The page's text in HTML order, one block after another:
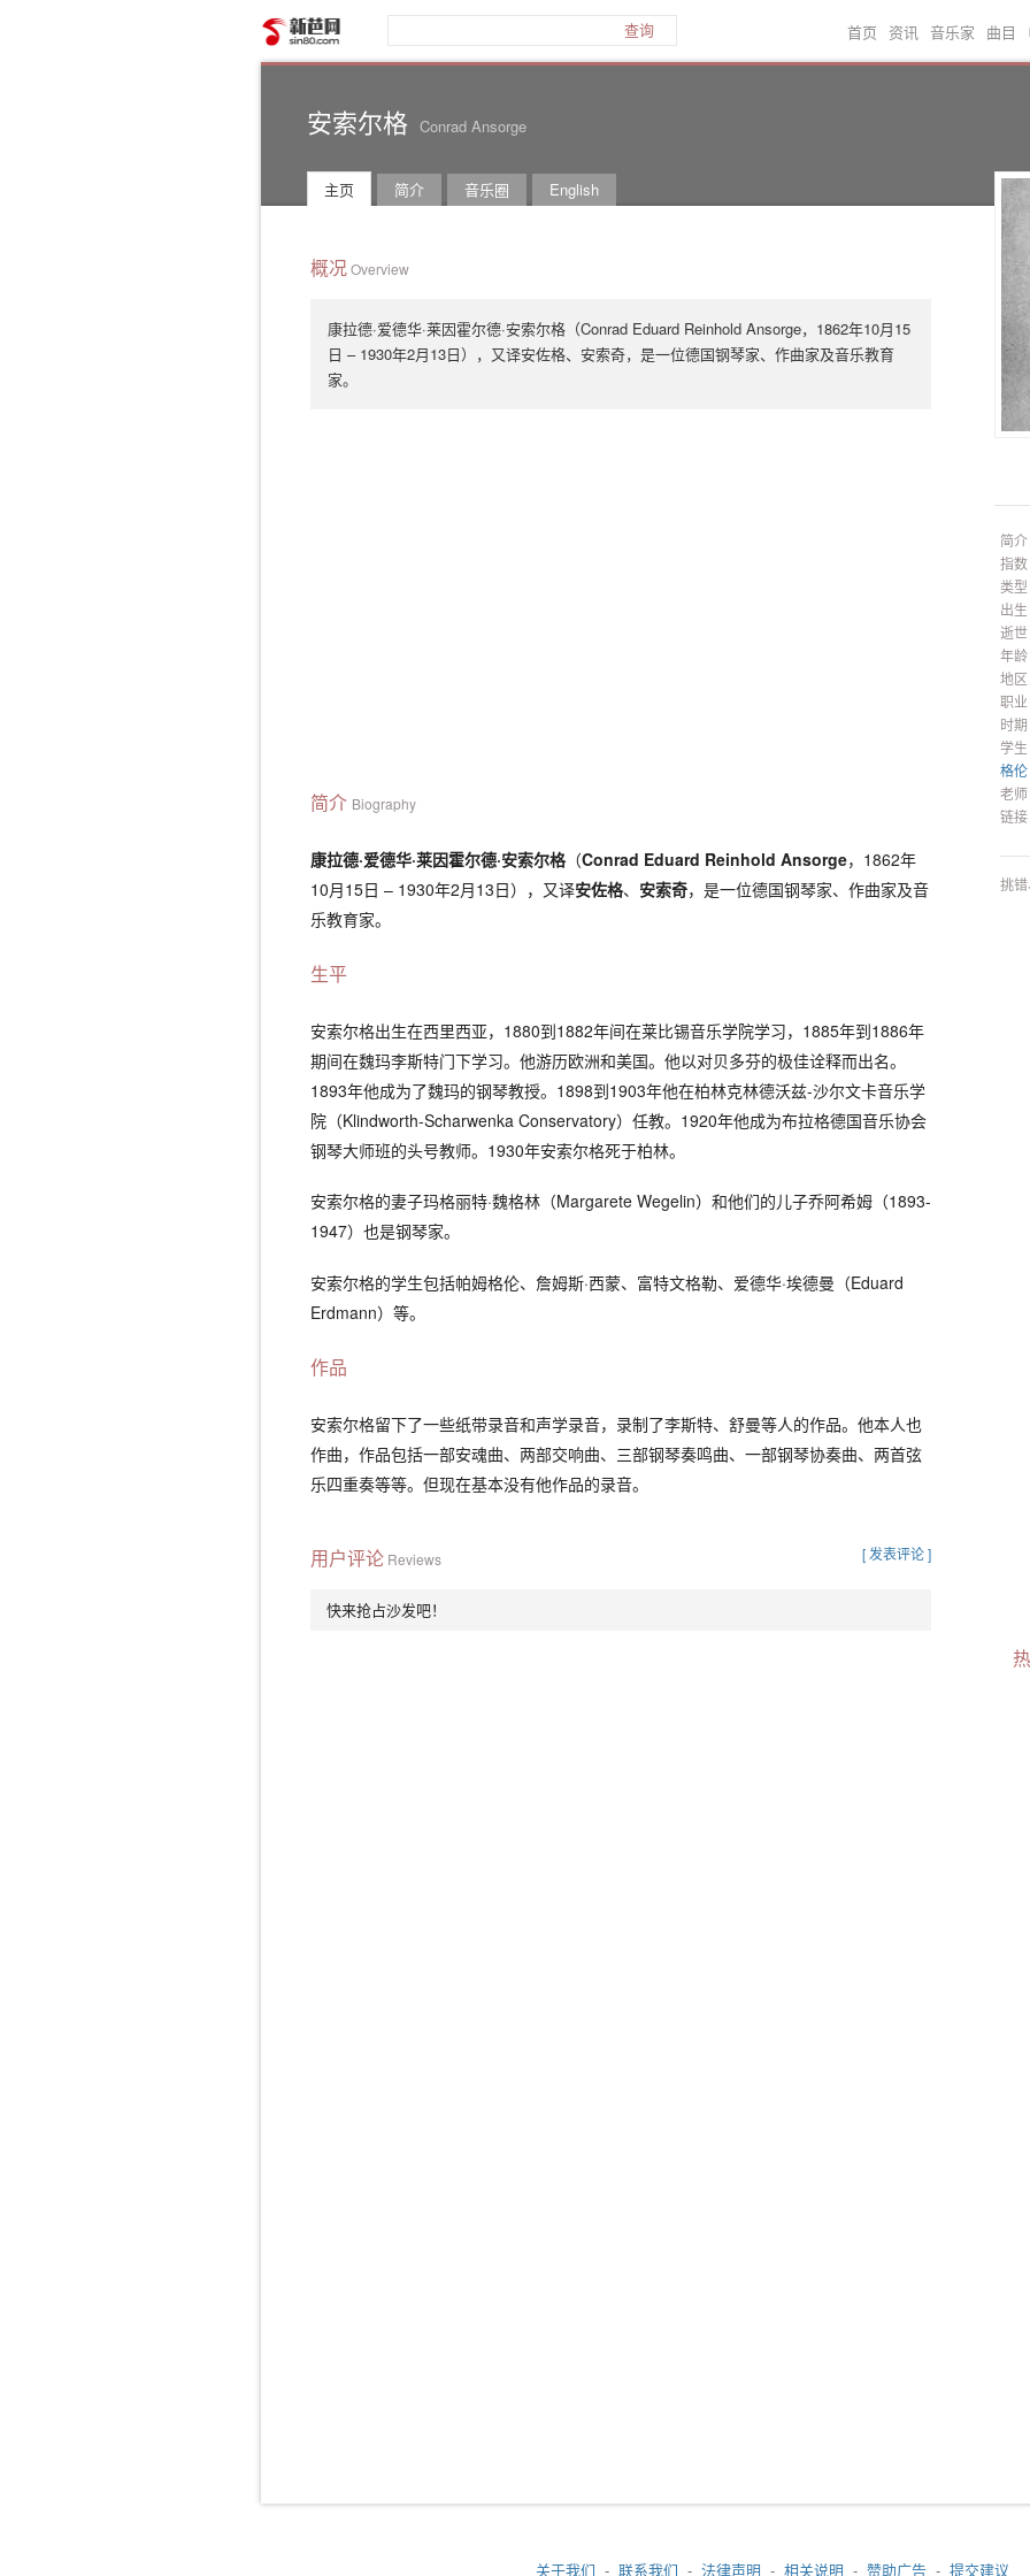
查询 首页 资讯 音乐家 曲目
安索尔格 Conrad Ansorge
主页 简介 音乐圈 English
概况Overview
康拉德·爱德华·莱因霍尔德·安索尔格（Conrad Eduard Reinhold Ansorge，1862年10月15
日 – 1930年2月13日），又译安佐格、安索奇，是一位德国钢琴家、作曲家及音乐教育
家。
简介 Biography
康拉德·爱德华·莱因霍尔德·安索尔格（Conrad Eduard Reinhold Ansorge，1862年
10月15日 – 1930年2月13日），又译安佐格、 安索奇，是一位德国钢琴家、作曲家及音
乐教育家。
生平
安索尔格出生在西里西亚，1880到1882年间在莱比锡音乐学院学习，1885年到1886年
期间在魏玛李斯特门下学习。他游历欧洲和美国。他以对贝多芬的极佳诠释而出名。
1893年他成为了魏玛的钢琴教授。1898到1903年他在柏林克林德沃兹-沙尔文卡音乐学
院（Klindworth-Scharwenka Conservatory）任教。1920年他成为布拉格德国音乐协会
钢琴大师班的头号教师。1930年安索尔格死于柏林。
安索尔格的妻子玛格丽特·魏格林（Margarete Wegelin）和他们的儿子乔阿希姆（1893-
1947）也是钢琴家。
安索尔格的学生包括帕姆格伦、詹姆斯·西蒙、富特文格勒、爱德华·埃德曼（Eduard
Erdmann）等。
作品
安索尔格留下了一些纸带录音和声学录音，录制了李斯特、舒曼等人的作品。他本人也
作曲，作品包括一部安魂曲、两部交响曲、三部钢琴奏鸣曲、一部钢琴协奏曲、两首弦
乐四重奏等等。但现在基本没有他作品的录音。
用户评论 Reviews [ 发表评论 ]
快来抢占沙发吧！
简介
指数
类型
出生
逝世
年龄
地区
职业
时期
学生
格伦
老师
链接
挑错
关于我们 - 联系我们 - 法律声明 - 相关说明 - 赞助广告 - 提交建议